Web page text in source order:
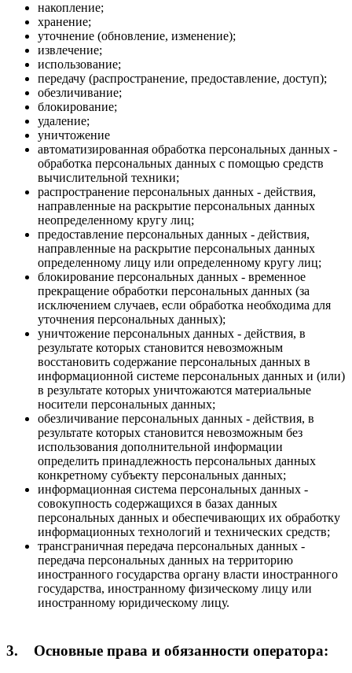
накопление;
хранение;
уточнение (обновление, изменение);
извлечение;
использование;
передачу (распространение, предоставление, доступ);
обезличивание;
блокирование;
удаление;
уничтожение
автоматизированная обработка персональных данных -
обработка персональных данных с помощью средств
вычислительной техники;
распространение персональных данных - действия,
направленные на раскрытие персональных данных
неопределенному кругу лиц;
предоставление персональных данных - действия,
направленные на раскрытие персональных данных
определенному лицу или определенному кругу лиц;
блокирование персональных данных - временное
прекращение обработки персональных данных (за
исключением случаев, если обработка необходима для
уточнения персональных данных);
уничтожение персональных данных - действия, в
результате которых становится невозможным
восстановить содержание персональных данных в
информационной системе персональных данных и (или)
в результате которых уничтожаются материальные
носители персональных данных;
обезличивание персональных данных - действия, в
результате которых становится невозможным без
использования дополнительной информации
определить принадлежность персональных данных
конкретному субъекту персональных данных;
информационная система персональных данных -
совокупность содержащихся в базах данных
персональных данных и обеспечивающих их обработку
информационных технологий и технических средств;
трансграничная передача персональных данных -
передача персональных данных на территорию
иностранного государства органу власти иностранного
государства, иностранному физическому лицу или
иностранному юридическому лицу.
3. Основные права и обязанности оператора: